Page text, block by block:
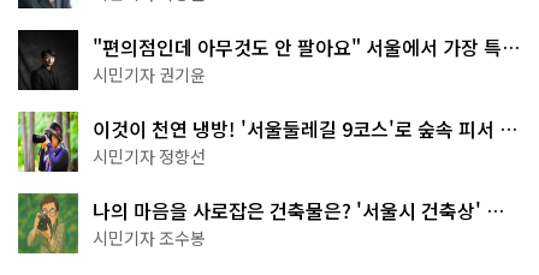
"편의점인데 아무것도 안 팔아요" 서울에서 가장 특별
한 편의점의 정체
시민기자 권기윤
이것이 천연 냉방! '서울둘레길 9코스'로 숲속 피서 떠
나볼까
시민기자 정향선
나의 마음을 사로잡은 건축물은? '서울시 건축상' 수
상작 공개!
시민기자 조수봉